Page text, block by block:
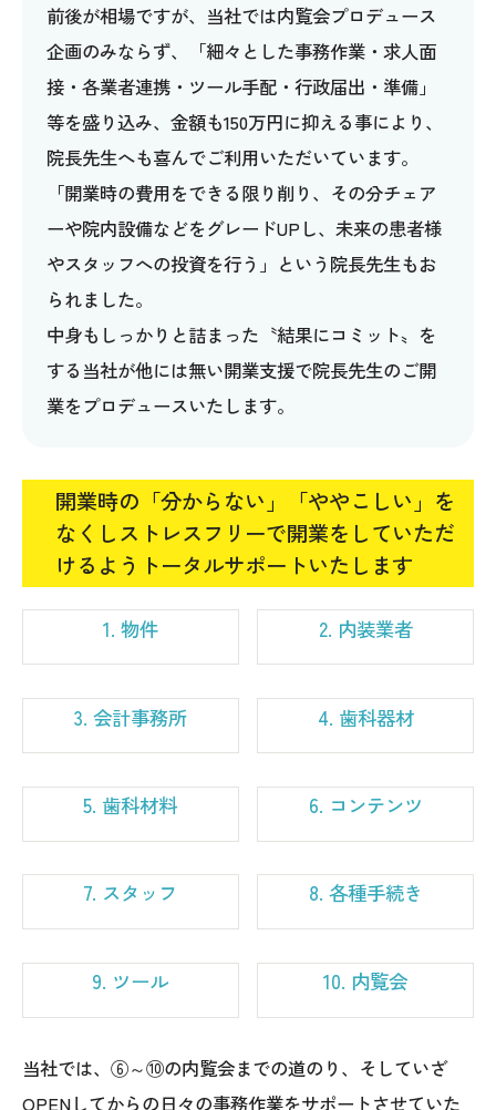
前後が相場ですが、当社では内覧会プロデュース
企画のみならず、「細々とした事務作業・求人面
接・各業者連携・ツール手配・行政届出・準備」
等を盛り込み、金額も150万円に抑える事により、
院長先生へも喜んでご利用いただいています。
「開業時の費用をできる限り削り、その分チェア
ーや院内設備などをグレードUPし、未来の患者様
やスタッフへの投資を行う」という院長先生もお
られました。
中身もしっかりと詰まった〝結果にコミット〟を
する当社が他には無い開業支援で院長先生のご開
業をプロデュースいたします。
開業時の「分からない」「ややこしい」を
なくしストレスフリーで開業をしていただ
けるようトータルサポートいたします
1. 物件 2. 内装業者
3. 会計事務所 4. 歯科器材
5. 歯科材料 6. コンテンツ
7. スタッフ 8. 各種手続き
9. ツール 10. 内覧会
当社では、⑥～⑩の内覧会までの道のり、そしていざ
OPENしてからの日々の事務作業をサポートさせていた